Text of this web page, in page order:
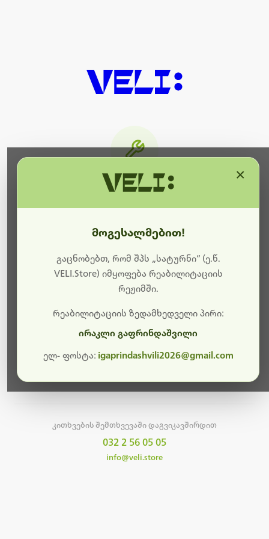
ბოდიშს გიხდით შეფერხებისთვის. ამჟამად
მიმდინარეობს საიტის განახლება და ტექნიკური
სამუშაოები.
მალე ისევ ხელმისაწვდომი იქნება. გმადლობთ
კითხვების შემთხვევაში დაგვიკავშირდით
032 2 56 05 05
info@veli.store
მოგესალმებით!
გაცნობებთ, რომ შპს „სატურნი“ (ე.წ.
VELI.Store) იმყოფება რეაბილიტაციის
რეჟიმში.
რეაბილიტაციის ზედამხედველი პირი:
ირაკლი გაფრინდაშვილი
ელ- ფოსტა: igaprindashvili2026@gmail.com
×